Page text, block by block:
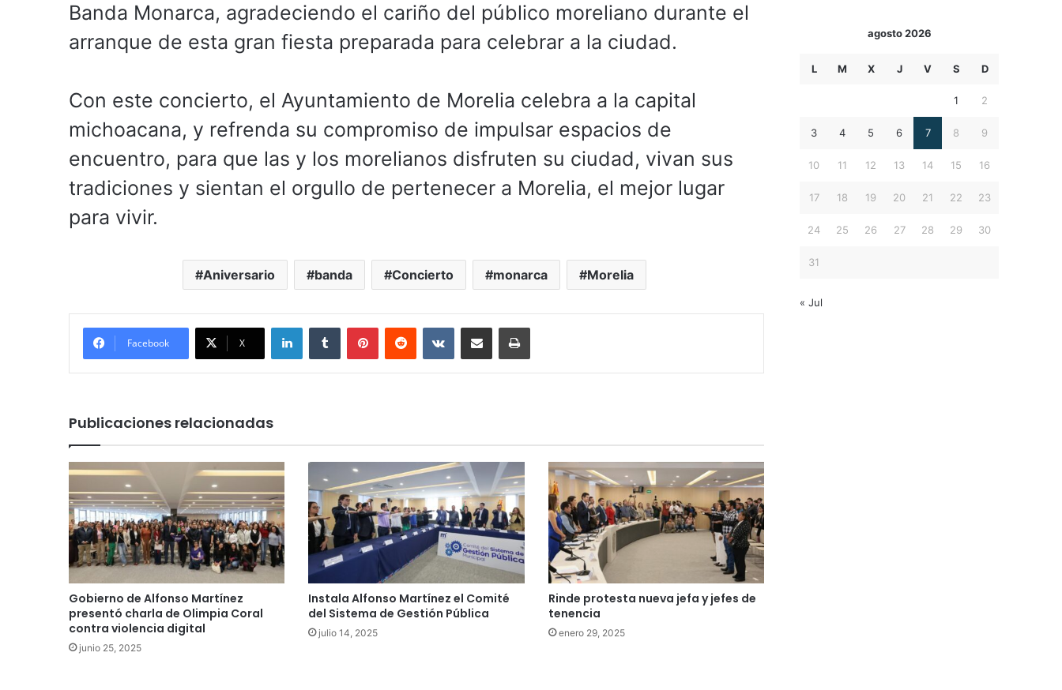
Banda Monarca, agradeciendo el cariño del público moreliano durante el
arranque de esta gran fiesta preparada para celebrar a la ciudad.
Con este concierto, el Ayuntamiento de Morelia celebra a la capital
michoacana, y refrenda su compromiso de impulsar espacios de
encuentro, para que las y los morelianos disfruten su ciudad, vivan sus
tradiciones y sientan el orgullo de pertenecer a Morelia, el mejor lugar
para vivir.
Aniversario banda Concierto monarca Morelia
Facebook X
LinkedInTumblr PinterestReddit VKontakteCompartir por correo electrónicoImprimir
Publicaciones relacionadas
Gobierno de Alfonso Martínez
presentó charla de Olimpia Coral
contra violencia digital
junio 25, 2025
Instala Alfonso Martínez el Comité
del Sistema de Gestión Pública
julio 14, 2025
Rinde protesta nueva jefa y jefes de
tenencia
enero 29, 2025
agosto 2026
L M X J V S D
1 2
3 4 5 6 7 8 9
10 11 12 13 14 15 16
17 18 19 20 21 22 23
24 25 26 27 28 29 30
31
« Jul